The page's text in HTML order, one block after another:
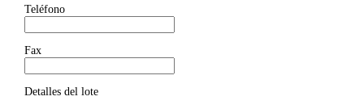
Teléfono
Fax
Detalles del lote